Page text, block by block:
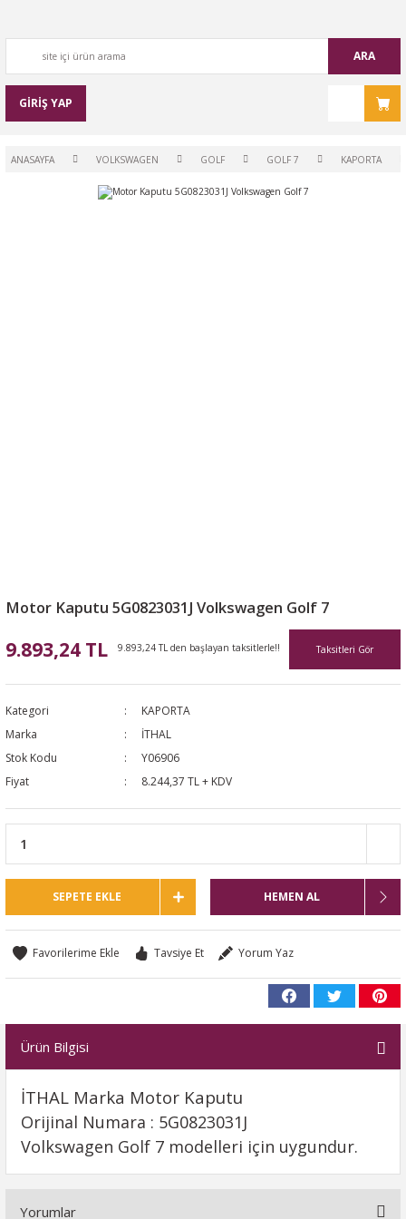
ARA
GİRİŞ YAP
ANASAYFA VOLKSWAGEN GOLF GOLF 7 KAPORTA
Motor Kaputu 5G0823031J Volkswagen Golf 7
9.893,24 TL 9.893,24 TL den başlayan taksitlerle!! Taksitleri Gör
Kategori
KAPORTA
Marka
İTHAL
Stok Kodu
Y06906
Fiyat
8.244,37 TL + KDV
SEPETE EKLE HEMEN AL
Tavsiye Et Yorum Yaz
Ürün Bilgisi
İTHAL Marka Motor Kaputu
Orijinal Numara : 5G0823031J
Volkswagen Golf 7 modelleri için uygundur.
Yorumlar